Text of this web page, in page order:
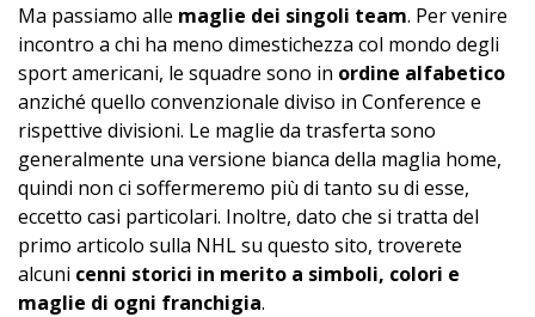
Ma passiamo alle maglie dei singoli team. Per venire
incontro a chi ha meno dimestichezza col mondo degli
sport americani, le squadre sono in ordine alfabetico
anziché quello convenzionale diviso in Conference e
rispettive divisioni. Le maglie da trasferta sono
generalmente una versione bianca della maglia home,
quindi non ci soffermeremo più di tanto su di esse,
eccetto casi particolari. Inoltre, dato che si tratta del
primo articolo sulla NHL su questo sito, troverete
alcuni cenni storici in merito a simboli, colori e
maglie di ogni franchigia.